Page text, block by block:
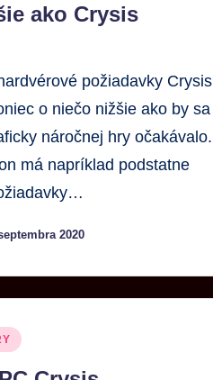
ako Crysis
požiadavky Crysis
o niečo nižšie ako by sa
náročnej hry očakávalo.
má napríklad podstatne
2020